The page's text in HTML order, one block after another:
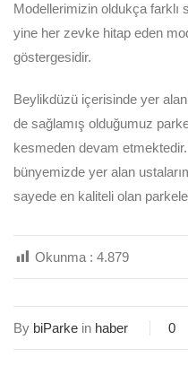
Modellerimizin oldukça farklı
yine her zevke hitap eden
göstergesidir.
Beylikdüzü içerisinde yer
de sağlamış olduğumuz
kesmeden devam
bünyemizde yer alan
sayede en kaliteli olan
Okunma : 4.879
By biParke in haber 0